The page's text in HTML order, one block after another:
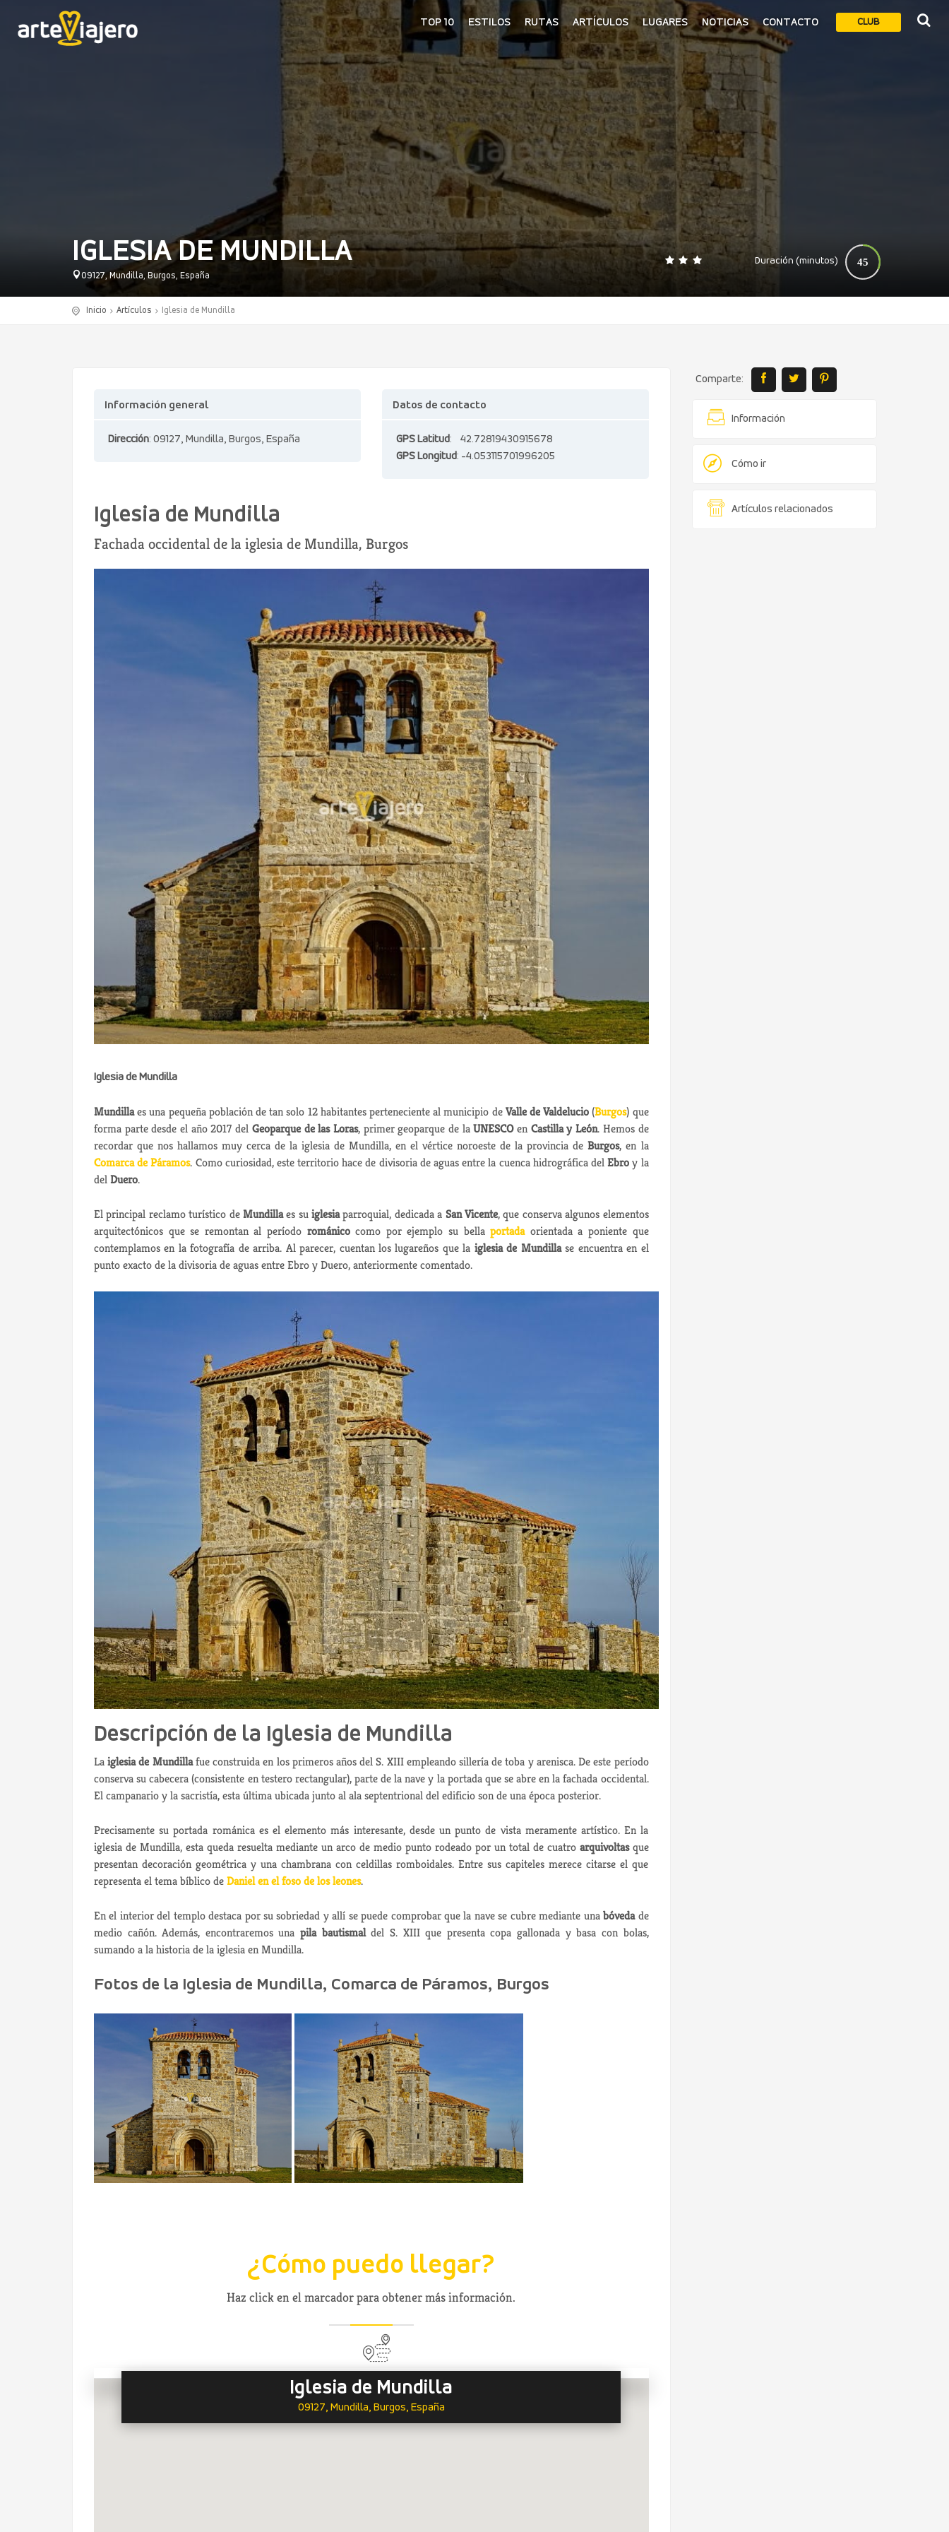
CLUB
TOP 10 ESTILOS RUTAS ARTÍCULOS LUGARES NOTICIAS CONTACTO
IGLESIA DE MUNDILLA
09127, Mundilla, Burgos, España
Duración (minutos) 45
0 140
Inicio Artículos Iglesia de Mundilla
Comparte:
Información
Cómo ir
Artículos relacionados
Información general
Dirección: 09127, Mundilla, Burgos, España
Datos de contacto
GPS Latitud: 42.72819430915678
GPS Longitud: -4.053115701996205
Iglesia de Mundilla
Fachada occidental de la iglesia de Mundilla, Burgos
Iglesia de Mundilla
Mundillaes una pequeña población de tan solo 12 habitantes perteneciente al municipio deValle de Valdelucio(Burgos) que
forma parte desde el año 2017 del Geoparque de las Loras, primer geoparque de laUNESCOen Castilla y León. Hemos de
recordar que nos hallamos muy cerca de la iglesia de Mundilla, en el vértice noroeste de la provincia deBurgos, en la
Comarca de Páramos. Como curiosidad, este territorio hace de divisoria de aguas entre la cuenca hidrográfica delEbroy la
delDuero.
El principal reclamo turístico deMundillaes suiglesiaparroquial, dedicada a San Vicente, que conserva algunos elementos
arquitectónicos que se remontan al período románicocomo por ejemplo su bellaportadaorientada a poniente que
contemplamos en la fotografía de arriba. Al parecer, cuentan los lugareños que la iglesia de Mundillase encuentra en el
punto exacto de la divisoria de aguas entre Ebro y Duero, anteriormente comentado.
Descripción de la Iglesia de Mundilla
Laiglesia de Mundillafue construida en los primeros años del S. XIII empleando sillería de toba y arenisca. De este período
conserva su cabecera (consistente en testero rectangular), parte de la nave y la portada que se abre en la fachada occidental.
El campanario y la sacristía, esta última ubicada junto al ala septentrional del edificio son de una época posterior.
Precisamente su portada románica es el elemento más interesante, desde un punto de vista meramente artístico. En la
iglesia de Mundilla, esta queda resuelta mediante un arco de medio punto rodeado por un total de cuatro arquivoltasque
presentan decoración geométrica y una chambrana con celdillas romboidales. Entre sus capiteles merece citarse el que
representa el tema bíblico deDaniel en el foso de los leones.
En el interior del templo destaca por su sobriedad y allí se puede comprobar que la nave se cubre mediante unabóvedade
medio cañón. Además, encontraremos unapila bautismaldel S. XIII que presenta copa gallonada y basa con bolas,
sumando a la historia de la iglesia en Mundilla.
Fotos de la Iglesia de Mundilla, Comarca de Páramos, Burgos
¿Cómo puedo llegar?
Haz click en el marcador para obtener más información.
Iglesia de Mundilla
09127, Mundilla, Burgos, España